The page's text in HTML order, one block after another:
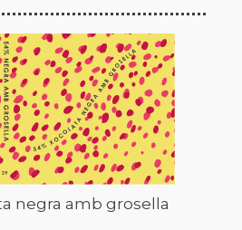
negra amb grosella